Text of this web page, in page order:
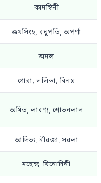
কাদম্বিনী
জয়সিংহ, রঘুপতি, অপর্ণা
অমল
গোরা, ললিতা, বিনয়
অমিত, লাবণ্য, শোভনলাল
আদিত্য, নীরজা, সরলা
মহেন্দ্র, বিনোদিনী